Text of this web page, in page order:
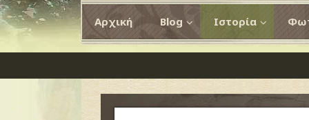
Αρχική Blog Ιστορία